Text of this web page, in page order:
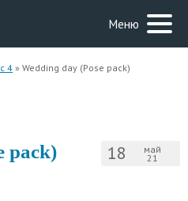
Меню
4 » Wedding day (Pose pack)
18 май
21
pack)